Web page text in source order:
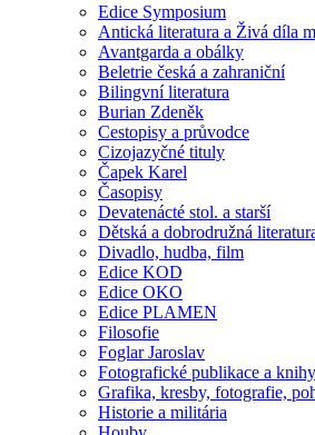
Edice Symposium
Antická literatura a Živá díla
Avantgarda a obálky
Beletrie česká a zahraniční
Bilingvní literatura
Burian Zdeněk
Cestopisy a průvodce
Cizojazyčné tituly
Čapek Karel
Časopisy
Devatenácté stol. a starší
Dětská a dobrodružná
Divadlo, hudba, film
Edice KOD
Edice OKO
Edice PLAMEN
Filosofie
Foglar Jaroslav
Fotografické publikace a
Grafika, kresby, fotografie,
Historie a militária